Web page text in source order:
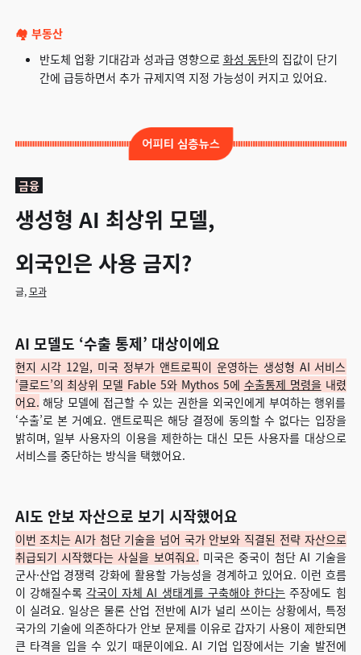
🏘️ 부동산
반도체 업황 기대감과 성과급 영향으로 화성 동탄의 집값이 단기
간에 급등하면서 추가 규제지역 지정 가능성이 커지고 있어요.
금융
생성형 AI 최상위 모델,
외국인은 사용 금지?
글,모과
AI 모델도 ‘수출 통제’ 대상이에요
현지 시각 12일, 미국 정부가 앤트로픽이 운영하는 생성형 AI 서비스
‘클로드’의 최상위 모델 Fable 5와 Mythos 5에 수출통제 명령을내렸
어요. 해당 모델에 접근할 수 있는 권한을 외국인에게 부여하는 행위를
‘수출’로 본 거예요. 앤트로픽은 해당 결정에 동의할 수 없다는 입장을
밝히며, 일부 사용자의 이용을 제한하는 대신 모든 사용자를 대상으로
서비스를 중단하는 방식을 택했어요.
AI도 안보 자산으로 보기 시작했어요
이번 조치는 AI가 첨단 기술을 넘어 국가 안보와 직결된 전략 자산으로
취급되기 시작했다는 사실을 보여줘요. 미국은 중국이 첨단 AI 기술을
군사·산업 경쟁력 강화에 활용할 가능성을 경계하고 있어요. 이런 흐름
이 강해질수록 각국이 자체 AI 생태계를 구축해야 한다는 주장에도 힘
이 실려요. 일상은 물론 산업 전반에 AI가 널리 쓰이는 상황에서, 특정
국가의 기술에 의존하다가 안보 문제를 이유로 갑자기 사용이 제한되면
큰 타격을 입을 수 있기 때문이에요. AI 기업 입장에서는 기술 발전에